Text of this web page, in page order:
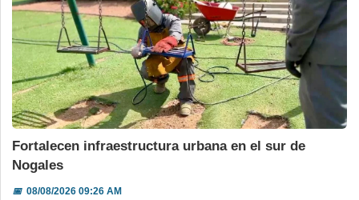
Fortalecen infraestructura urbana en el sur de
Nogales
📅08/08/2026 09:26 AM